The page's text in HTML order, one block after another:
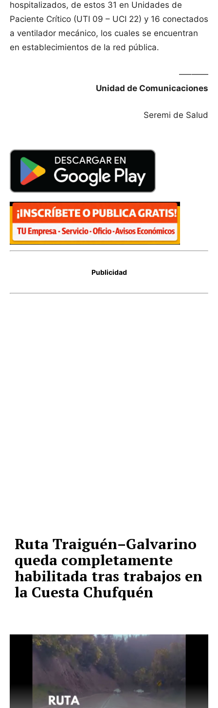
hospitalizados, de estos 31 en Unidades de
Paciente Crítico (UTI 09 – UCI 22) y 16 conectados
a ventilador mecánico, los cuales se encuentran
en establecimientos de la red pública.
—–——
Unidad de Comunicaciones
Seremi de Salud
Publicidad